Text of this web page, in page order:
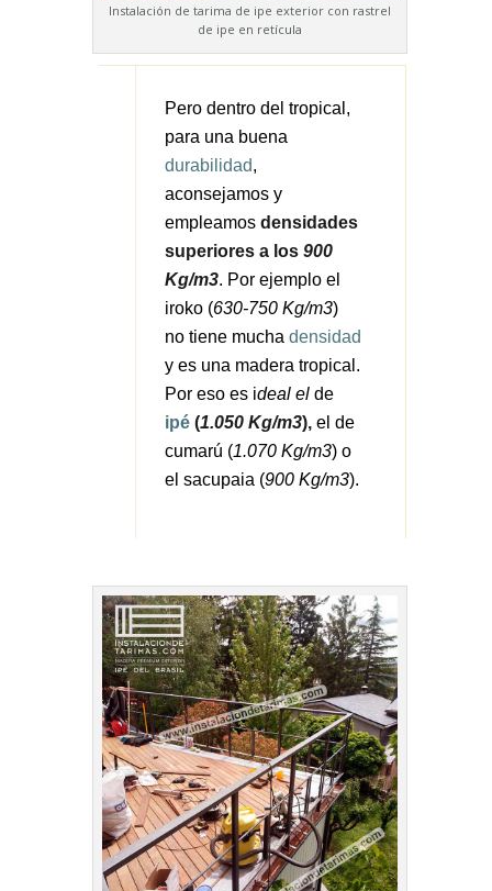
Instalación de tarima de ipe exterior con rastrel
de ipe en retícula
Pero dentro del tropical,
para una buena
durabilidad,
aconsejamos y
empleamos densidades
superiores a los 900
Kg/m3. Por ejemplo el
iroko (630-750 Kg/m3)
no tiene mucha densidad
y es una madera tropical.
Por eso es ideal el de
ipé(1.050 Kg/m3),el de
cumarú (1.070 Kg/m3) o
el sacupaia (900 Kg/m3).